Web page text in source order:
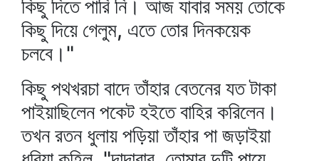
কিছু দিতে পারি নি। আজ যাবার সময় তোকে
কিছু দিয়ে গেলুম, এতে তোর দিনকয়েক
চলবে।"
কিছু পথখরচা বাদে তাঁহার বেতনের যত টাকা
পাইয়াছিলেন পকেট হইতে বাহির করিলেন।
তখন রতন ধুলায় পড়িয়া তাঁহার পা জড়াইয়া